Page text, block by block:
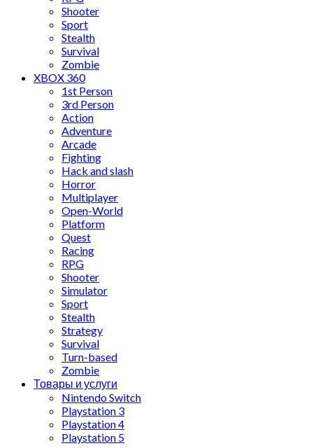
Shooter
Sport
Stealth
Survival
Zombie
XBOX 360
1st Person
3rd Person
Action
Adventure
Arcade
Fighting
Hack and slash
Horror
Multiplayer
Open-World
Platform
Quest
Racing
RPG
Shooter
Simulator
Sport
Stealth
Strategy
Survival
Turn-based
Zombie
Товары и услуги
Nintendo Switch
Playstation 3
Playstation 4
Playstation 5